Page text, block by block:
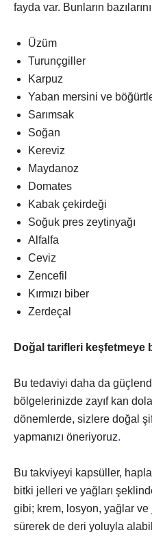
fayda var. Bunların
Üzüm
Turunçgiller
Karpuz
Yaban mersini ve
Sarımsak
Soğan
Kereviz
Maydanoz
Domates
Kabak çekirdeği
Soğuk pres zeytinyağı
Alfalfa
Ceviz
Zencefil
Kırmızı biber
Zerdeçal
Doğal tarifleri keşfetmeye
Bu tedaviyi daha da
bölgelerinizde zayıf kan
dönemlerde, sizlere doğal
yapmanızı öneriyoruz.
Bu takviyeyi kapsüller,
bitki jelleri ve yağları
gibi; krem, losyon, yağlar
sürerek de deri yoluyla